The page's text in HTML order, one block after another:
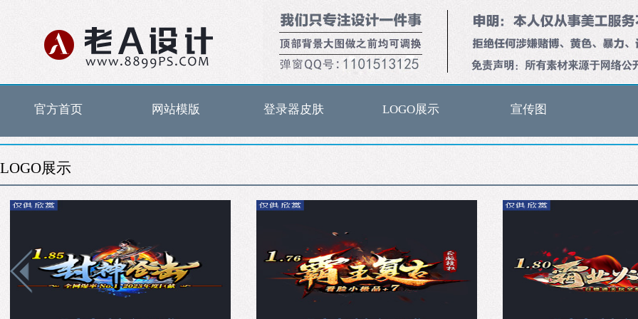
官方首页 网站模版 登录器皮肤 LOGO展示 宣传图
LOGO展示